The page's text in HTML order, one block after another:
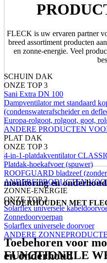
monitoring en onderhoud
ONDERHOUDEN MET
Toebehoren voor
en onderhoud
FLECK is uw ervaren partner
breed assortiment producten
en zonne-energie. Veel
SCHUIN DAK
ONZE TOP 3
Sani Extra DN 100
Dampventilator met standaard
(condenswaterafscheider en
Europa-rolgoot, rolgoot, goot,
ANDERE PRODUCTEN
PLAT DAK
ONZE TOP 3
4-in-1-platdakventilator
Platdak-hoekafvoer (spuwer)
ROOFGUARD bladzeef
ANDERE PRODUCTEN
ZONNE-ENERGIE
ONZE TOP 3
Solarflex universele
Zonnedoorvoerpan
Solarflex universele doorvoer
ANDERE
FUNCTIONELE